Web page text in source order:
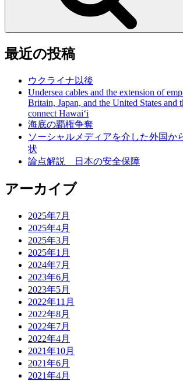
最近の投稿
ウクライナ以後
Undersea cables and the extension of
Britain, Japan, and the United States and
connect Hawai‘i
海底の覇権争奪
ソーシャルメディアを介した外国か
状
論点解説 日本の安全保障
アーカイブ
2025年7月
2025年4月
2025年3月
2025年1月
2024年7月
2023年6月
2023年5月
2022年11月
2022年8月
2022年7月
2022年4月
2021年10月
2021年6月
2021年4月